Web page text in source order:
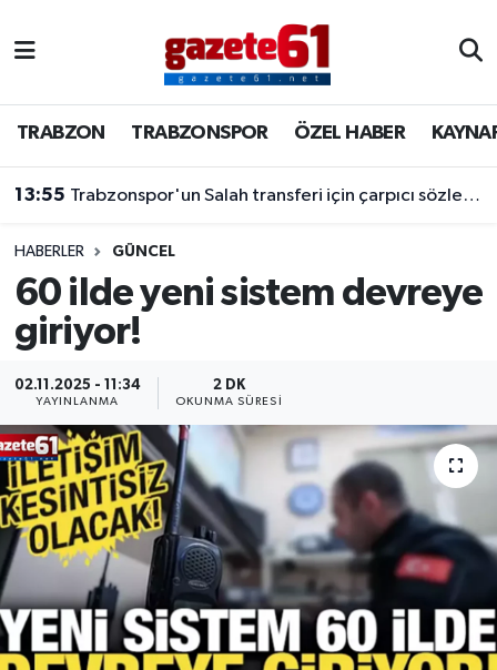
TRABZON TRABZONSPOR ÖZEL HABER
13:55 Trabzonspor'un Salah transferi için çarpıcı sözler! "Bu dünyaya bir mesajdır"
HABERLER GÜNCEL
60 ilde yeni sistem devreye
giriyor!
02.11.2025 - 11:34
YAYINLANMA
2 DK
OKUNMA SÜRESI
TRABZONSPOR
ÖZEL HABER
KAYNAR KAZAN
SİYASET
Trabzon Nöbetçi Eczaneler
Trabzon Hava Durumu
Trabzon Namaz Vakitleri
Trabzon Trafik Yoğunluk Haritası
Süper Lig Puan Durumu ve Fikstür
Son Dakika Haberleri
Haber Arşivi